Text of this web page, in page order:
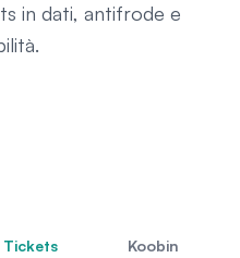
in dati, antifrode e
Koobin